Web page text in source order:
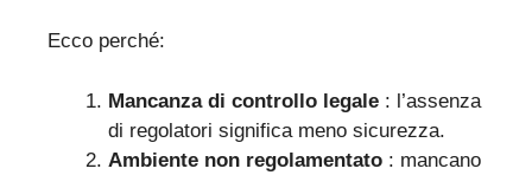
Ecco perché:
Mancanza di controllo legale : l’assenza
di regolatori significa meno sicurezza.
Ambiente non regolamentato : mancano